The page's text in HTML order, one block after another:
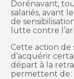
Dorénavant,
salariés, avant
de
lutte contre
Cette action de
d’acquérir
départ à la
permettent de :